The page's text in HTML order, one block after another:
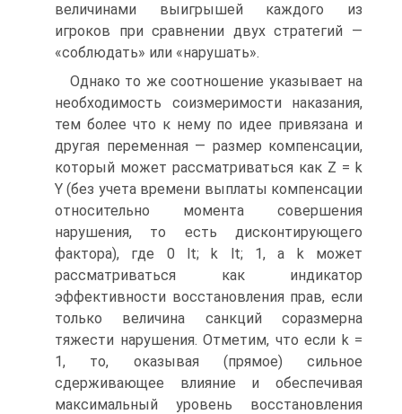
величинами выигрышей каждого из
игроков при сравнении двух стратегий —
«соблюдать» или «нарушать».
Однако то же соотношение указывает на
необходимость соизмеримости наказания,
тем более что к нему по идее привязана и
другая переменная — размер компенсации,
который может рассматриваться как Z = k
Y (без учета времени выплаты компенсации
относительно момента совершения
нарушения, то есть дисконтирующего
фактора), где 0 lt; k lt; 1, а k может
рассматриваться как индикатор
эффективности восстановления прав, если
только величина санкций соразмерна
тяжести нарушения. Отметим, что если k =
1, то, оказывая (прямое) сильное
сдерживающее влияние и обеспечивая
максимальный уровень восстановления